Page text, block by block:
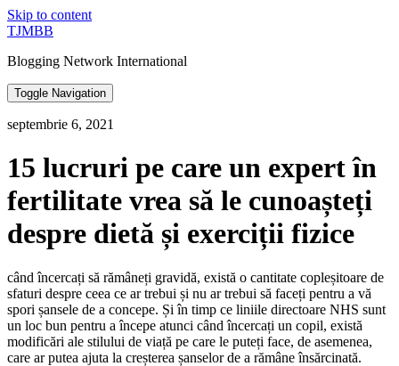
Skip to content
TJMBB
Blogging Network International
Toggle Navigation
septembrie 6, 2021
15 lucruri pe care un expert în
fertilitate vrea să le cunoașteți
despre dietă și exerciții fizice
când încercați să rămâneți gravidă, există o cantitate copleșitoare de
sfaturi despre ceea ce ar trebui și nu ar trebui să faceți pentru a vă
spori șansele de a concepe. Și în timp ce liniile directoare NHS sunt
un loc bun pentru a începe atunci când încercați un copil, există
modificări ale stilului de viață pe care le puteți face, de asemenea,
care ar putea ajuta la creșterea șanselor de a rămâne însărcinată.